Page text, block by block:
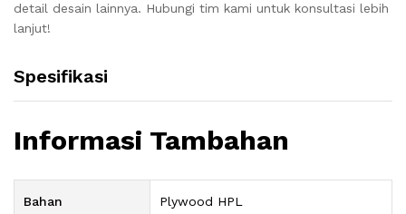
detail desain lainnya. Hubungi tim kami untuk konsultasi lebih
lanjut!
Spesifikasi
Informasi Tambahan
Bahan Plywood HPL